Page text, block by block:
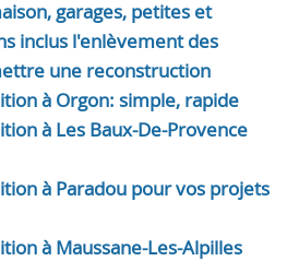
garages, petites et
inclus l'enlèvement des
une reconstruction
à Orgon: simple, rapide
à Les Baux-De-Provence
à Paradou pour vos projets
à Maussane-Les-Alpilles